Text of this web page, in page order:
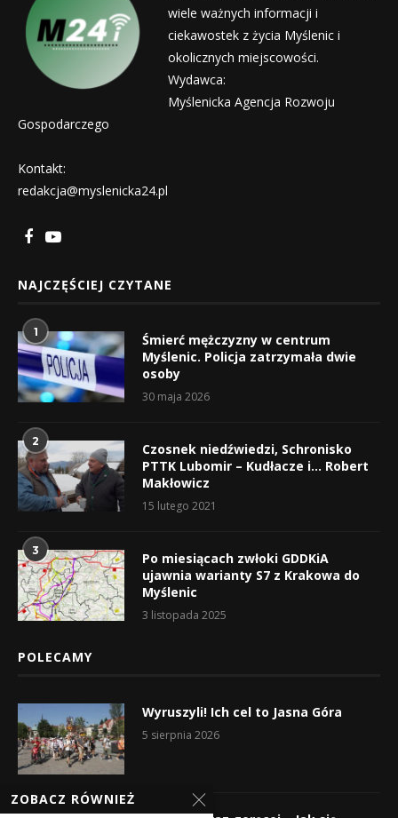
wiele ważnych informacji i
ciekawostek z życia Myślenic i
okolicznych miejscowości.
Wydawca:
Myślenicka Agencja Rozwoju
Gospodarczego
Kontakt:
redakcja@myslenicka24.pl
NAJCZĘŚCIEJ CZYTANE
1
Śmierć mężczyzny w centrum
Myślenic. Policja zatrzymała dwie
osoby
30 maja 2026
2
Czosnek niedźwiedzi, Schronisko
PTTK Lubomir – Kudłacze i… Robert
Makłowicz
15 lutego 2021
3
Po miesiącach zwłoki GDDKiA
ujawnia warianty S7 z Krakowa do
Myślenic
3 listopada 2025
POLECAMY
Wyruszyli! Ich cel to Jasna Góra
5 sierpnia 2026
ZOBACZ RÓWNIEŻ